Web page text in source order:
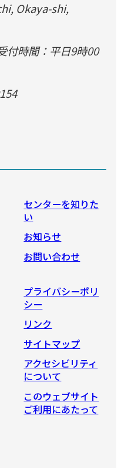
Okaya-shi,
付時間：平日9時00
センターを知りた
い
お知らせ
お問い合わせ
プライバシーポリ
シー
リンク
サイトマップ
アクセシビリティ
について
このウェブサイト
ご利用にあたって